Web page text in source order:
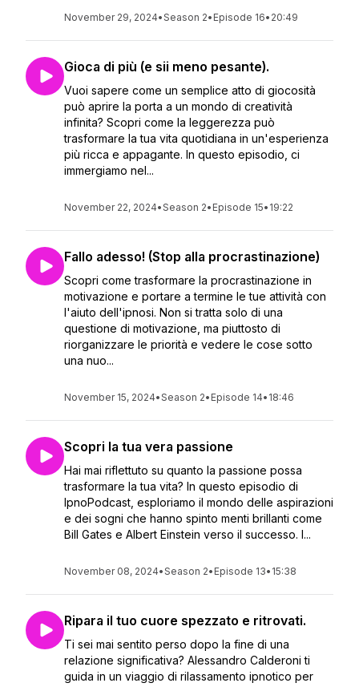
November 29, 2024•Season 2• Episode 16• 20:49
Gioca di più (e sii meno pesante).
Vuoi sapere come un semplice atto di giocosità
può aprire la porta a un mondo di creatività
infinita? Scopri come la leggerezza può
trasformare la tua vita quotidiana in un'esperienza
più ricca e appagante. In questo episodio, ci
immergiamo nel...
November 22, 2024•Season 2• Episode 15• 19:22
Fallo adesso! (Stop alla procrastinazione)
Scopri come trasformare la procrastinazione in
motivazione e portare a termine le tue attività con
l'aiuto dell'ipnosi. Non si tratta solo di una
questione di motivazione, ma piuttosto di
riorganizzare le priorità e vedere le cose sotto
una nuo...
November 15, 2024•Season 2• Episode 14• 18:46
Scopri la tua vera passione
Hai mai riflettuto su quanto la passione possa
trasformare la tua vita? In questo episodio di
IpnoPodcast, esploriamo il mondo delle aspirazioni
e dei sogni che hanno spinto menti brillanti come
Bill Gates e Albert Einstein verso il successo. I...
November 08, 2024•Season 2• Episode 13• 15:38
Ripara il tuo cuore spezzato e ritrovati.
Ti sei mai sentito perso dopo la fine di una
relazione significativa? Alessandro Calderoni ti
guida in un viaggio di rilassamento ipnotico per